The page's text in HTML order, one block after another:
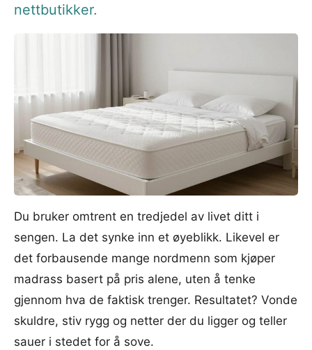
nettbutikker.
Du bruker omtrent en tredjedel av livet ditt i
sengen. La det synke inn et øyeblikk. Likevel er
det forbausende mange nordmenn som kjøper
madrass basert på pris alene, uten å tenke
gjennom hva de faktisk trenger. Resultatet? Vonde
skuldre, stiv rygg og netter der du ligger og teller
sauer i stedet for å sove.